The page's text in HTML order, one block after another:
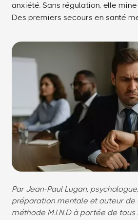
anxiété. Sans régulation, elle
Des premiers secours en santé
Par Jean-Paul Lugan,
préparation mentale et auteur de
méthode M.I.N.D à portée de tous